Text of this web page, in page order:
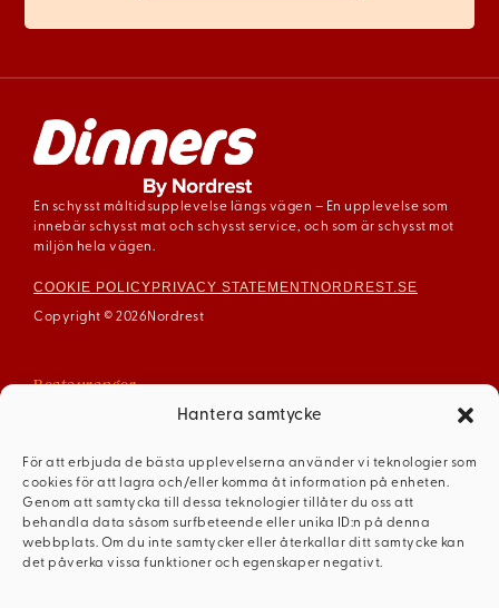
Hantera samtycke
För att erbjuda de bästa upplevelserna använder vi teknologier som
cookies för att lagra och/eller komma åt information på enheten.
Genom att samtycka till dessa teknologier tillåter du oss att
behandla data såsom surfbeteende eller unika ID:n på denna
webbplats. Om du inte samtycker eller återkallar ditt samtycke kan
det påverka vissa funktioner och egenskaper negativt.
En schysst måltidsupplevelse längs vägen – En upplevelse som
innebär schysst mat och schysst service, och som är schysst mot
miljön hela vägen.
COOKIE POLICY PRIVACY STATEMENT NORDREST.SE
Copyright © 2026 Nordrest
Restauranger
Gävle
Mariestad
Mellerud
Ödeshög